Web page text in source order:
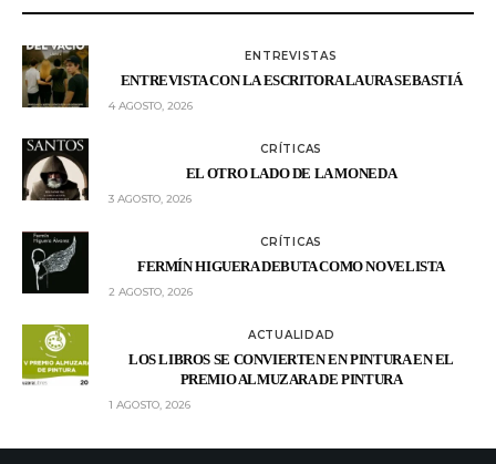
ENTREVISTAS
ENTREVISTA CON LA ESCRITORA LAURA SEBASTIÁ
4 AGOSTO, 2026
CRÍTICAS
EL OTRO LADO DE LA MONEDA
3 AGOSTO, 2026
CRÍTICAS
FERMÍN HIGUERA DEBUTA COMO NOVELISTA
2 AGOSTO, 2026
ACTUALIDAD
LOS LIBROS SE CONVIERTEN EN PINTURA EN EL
PREMIO ALMUZARA DE PINTURA
1 AGOSTO, 2026